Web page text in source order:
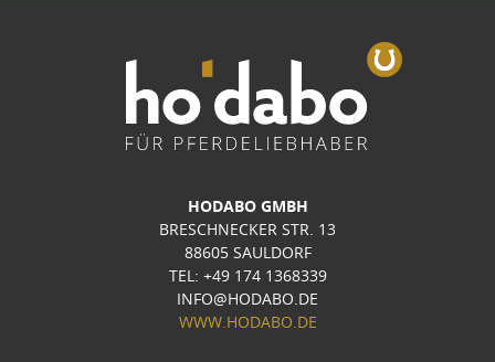
HODABO GMBH
BRESCHNECKER STR. 13
88605 SAULDORF
TEL: +49 174 1368339
INFO@HODABO.DE
WWW.HODABO.DE